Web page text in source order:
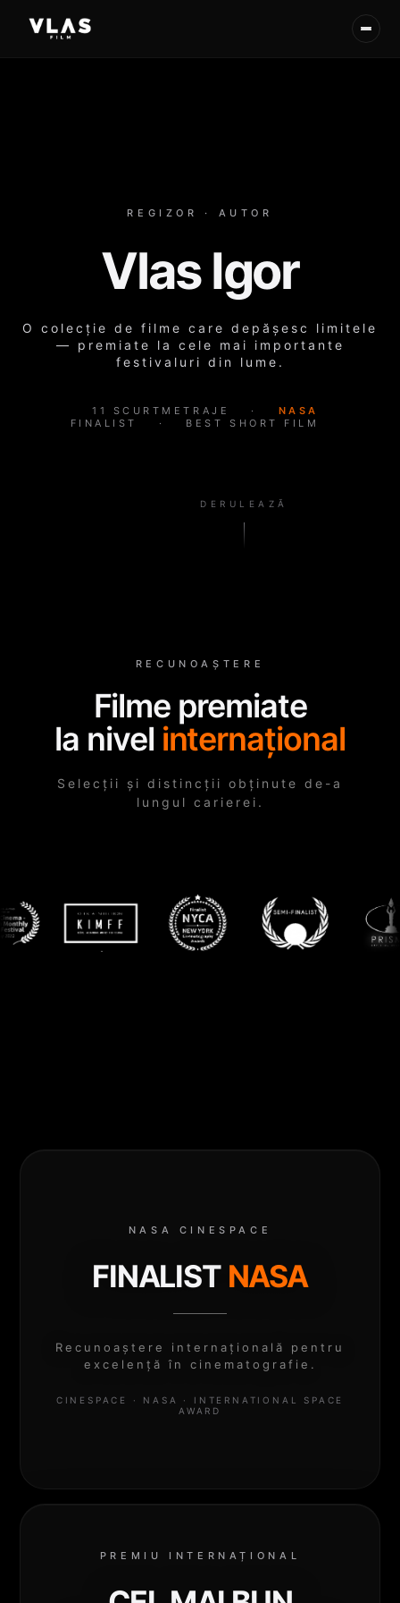
REGIZOR · AUTOR
Vlas Igor
O colecție de filme care depășesc limitele
— premiate la cele mai importante
festivaluri din lume.
11 SCURTMETRAJE ·
NASA
FINALIST
· BEST SHORT FILM
DERULEAZĂ
RECUNOAȘTERE
Filme premiate
la nivel internațional
Selecții și distincții obținute de-a
lungul carierei.
NASA CINESPACE
FINALIST NASA
Recunoaștere internațională pentru
excelență în cinematografie.
CINESPACE · NASA · INTERNATIONAL SPACE
AWARD
PREMIU INTERNAȚIONAL